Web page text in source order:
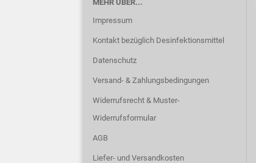
MEHR ÜBER...
Impressum
Kontakt bezüglich Desinfektionsmittel
Datenschutz
Versand- & Zahlungsbedingungen
Widerrufsrecht & Muster-
Widerrufsformular
AGB
Liefer- und Versandkosten